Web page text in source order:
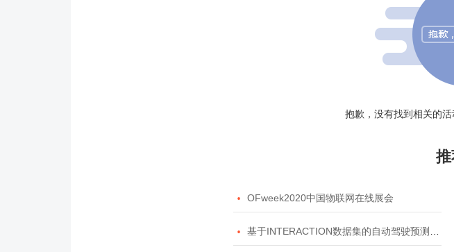
抱歉，没有找到相关的
 OFweek2020中国物联网在线展会
 基于INTERACTION数据集的自动驾驶预测模型挑战赛